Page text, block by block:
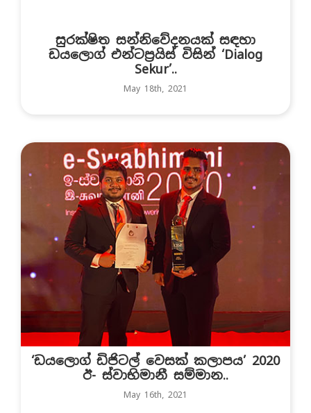
සුරක්ෂිත සන්නිවේදනයක් සඳහා
ඩයලොග් එන්ටප්‍රයිස් විසින් ‘Dialog
Sekur’..
May 18th, 2021
‘ඩයලොග් ඩිජිටල් වෙසක් කලාපය’ 2020
ඊ- ස්වාභිමානී සම්මාන..
May 16th, 2021